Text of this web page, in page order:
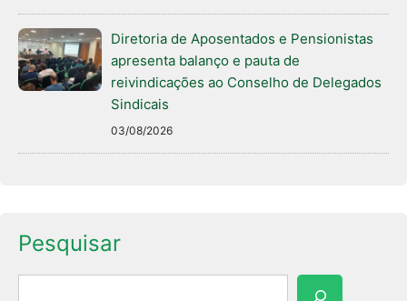
Diretoria de Aposentados e Pensionistas
apresenta balanço e pauta de
reivindicações ao Conselho de Delegados
Sindicais
03/08/2026
Pesquisar